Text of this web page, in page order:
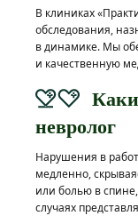
В клиниках
обследования,
в динамике. Мы
и качественную
невролог
Нарушения в
медленно,
или болью в
случаях